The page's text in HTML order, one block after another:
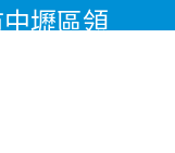
壢區領